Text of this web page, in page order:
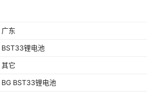
广东
BST33锂电池
其它
BG BST33锂电池